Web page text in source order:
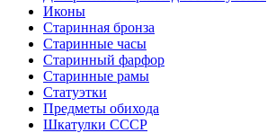
Иконы
Старинная бронза
Старинные часы
Старинный фарфор
Старинные рамы
Статуэтки
Предметы обихода
Шкатулки СССР